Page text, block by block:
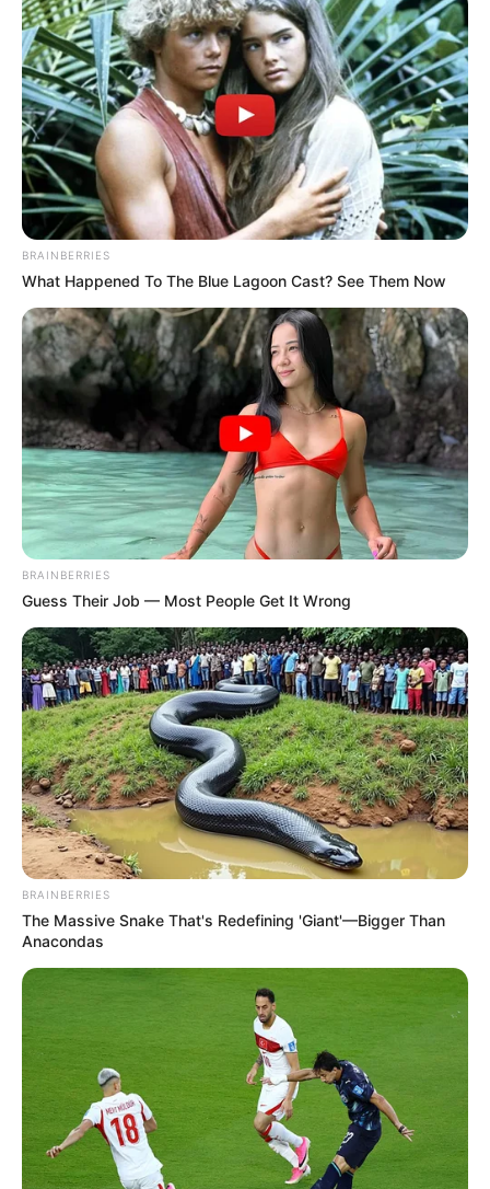
BRAINBERRIES
What Happened To The Blue Lagoon Cast? See Them Now
BRAINBERRIES
Guess Their Job — Most People Get It Wrong
BRAINBERRIES
The Massive Snake That's Redefining 'Giant'—Bigger Than
Anacondas